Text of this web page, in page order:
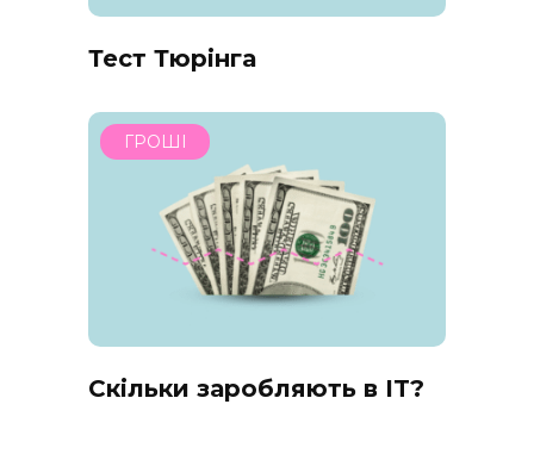
Тест Тюрінга
ГРОШІ
Скільки заробляють в IT?